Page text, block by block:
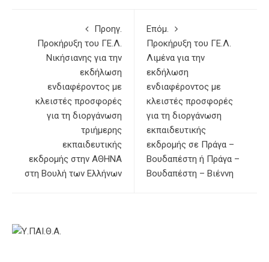
Προηγ.
Προκήρυξη του ΓΕ.Λ.
Νικήσιανης για την
εκδήλωση
ενδιαφέροντος με
κλειστές προσφορές
για τη διοργάνωση
τριήμερης
εκπαιδευτικής
εκδρομής στην ΑΘΗΝΑ
στη Βουλή των Ελλήνων
Επόμ.
Προκήρυξη του ΓΕ.Λ.
Λιμένα για την
εκδήλωση
ενδιαφέροντος με
κλειστές προσφορές
για τη διοργάνωση
εκπαιδευτικής
εκδρομής σε Πράγα –
Βουδαπέστη ή Πράγα –
Βουδαπέστη – Βιέννη